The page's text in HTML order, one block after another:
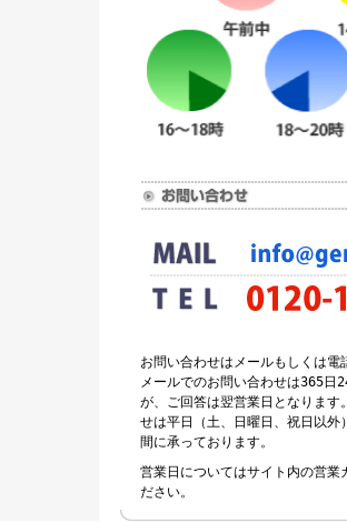
お問い合わせはメールもしくは電
メールでのお問い合わせは365日
が、ご回答は翌営業日となります
せは平日（土、日曜日、祝日以
間に承っております。
営業日についてはサイト内の営業
ださい。